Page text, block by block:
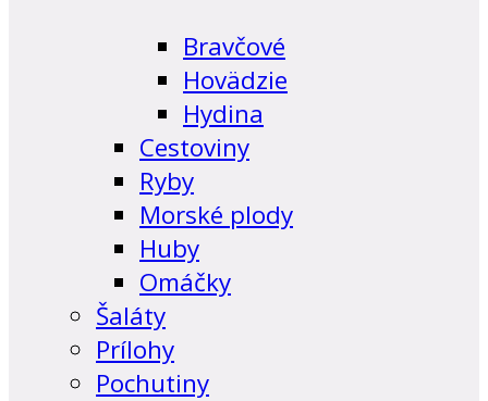
Bravčové
Hovädzie
Hydina
Cestoviny
Ryby
Morské plody
Huby
Omáčky
Šaláty
Prílohy
Pochutiny